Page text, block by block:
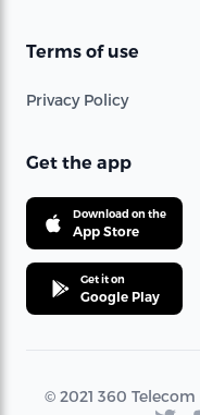
Terms of use
Privacy Policy
Get the app
Download on the
App Store
Get it on
Google Play
© 2021 360